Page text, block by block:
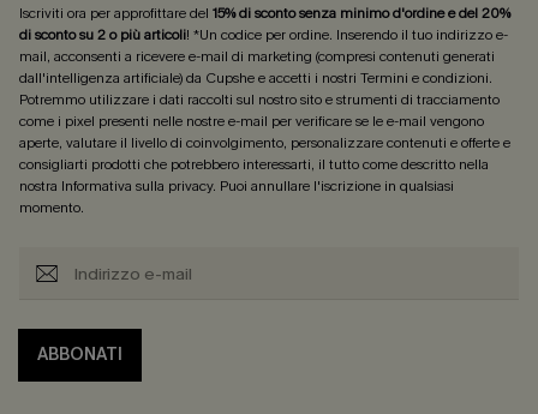
Iscriviti ora per approfittare del 15% di sconto senza minimo d'ordine e del 20%
di sconto su 2 o più articoli! *Un codice per ordine. Inserendo il tuo indirizzo e-
mail, acconsenti a ricevere e-mail di marketing (compresi contenuti generati
dall'intelligenza artificiale) da Cupshe e accetti i nostri Termini e condizioni.
Potremmo utilizzare i dati raccolti sul nostro sito e strumenti di tracciamento
come i pixel presenti nelle nostre e-mail per verificare se le e-mail vengono
aperte, valutare il livello di coinvolgimento, personalizzare contenuti e offerte e
consigliarti prodotti che potrebbero interessarti, il tutto come descritto nella
nostra Informativa sulla privacy. Puoi annullare l'iscrizione in qualsiasi
momento.
ABBONATI